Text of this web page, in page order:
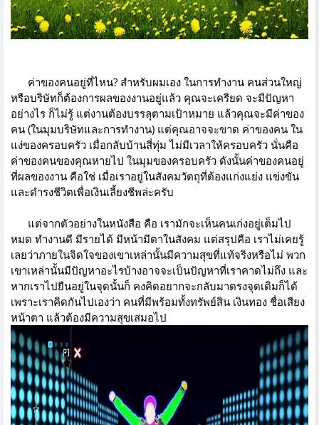
ค่าของคนอยู่ที่ไหน? สำหรับผมเอง ในการทำงาน คนส่วนใหญ่
หรือบริษัทก็ต้องการผลของงานอยู่แล้ว คุณจะเครียด จะมีปัญหา
อย่างไร ก็ไม่รู้ แต่งานต้องบรรลุตามเป้าหมาย แล้วคุณจะมีค่าของ
คน (ในมุมบริษัทและการทำงาน) แต่คุณอาจจะขาด ค่าของคน ใน
แง่ของครอบครัว เมื่อกลับบ้านสี่ทุ่ม ไม่มีเวลาให้ครอบครัว นั่นคือ
ค่าของคนของคุณหายไป ในมุมของครอบครัว ดังนั้นค่าของคนอยู่
ที่ผลของงาน คือใช่ เมื่อเราอยู่ในสังคมวัตถุที่ต้องแก่งแย่ง แข่งขัน
และดำรงชีวิตเพื่อเงินเลี้ยงชีพล่ะครับ
แต่จากตัวอย่างในหนังสือ คือ เรามักจะเห็นคนเก่งอยู่เต็มไป
หมด ทำงานดี มีรายได้ มีหน้ามีตาในสังคม แต่สรุปคือ เราไม่เคยรู้
เลยว่าภายในจิดใจของเขาเหล่านั้นมีความสุขที่แท้จริงหรือไม่ พวก
เขาเหล่านั้นมีปัญหาอะไรบ้างอาจจะเป็นปัญหาที่เราคาดไม่ถึง และ
หากเราไปยืนอยู่ในจุดนั้นก็ คงคิดอยากจะกลับมาตรงจุดเดิมก็ได้
เพราะเราคิดกันไปเองว่า คนที่มีพร้อมทั้งทรัพย์สิน เงินทอง ชื่อเสียง
หน้าตา แล้วต้องมีความสุขเสมอไป